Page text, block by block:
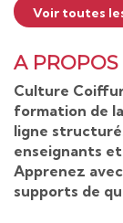
Voir toutes
A PROPOS
Culture
formation de
ligne
enseignants
Apprenez
supports de